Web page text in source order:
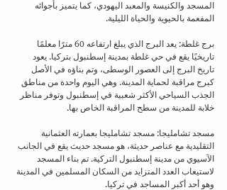
المسجد والكنيسة والمعبد اليهودي، كما يتميز بأجوائه
المفعمة بالحيوية والحياة الليلية.
برج غلطة: يعد البرج الذي يبلغ ارتفاعه 60 مترًا معلمًا
تاريخيًا يقع في حي غلطة بمدينة إسطنبول بتركيا. يعود
تاريخ البرج إلى العصور الوسطى، وتم بناؤه في الأصل
كبرج مراقبة لحماية المدينة. وهي اليوم واحدة من مناطق
الجذب السياحي الأكثر شعبية في إسطنبول وتوفر مناظر
خلابة للمدينة من سطح المراقبة الخاص بها.
مسجد تشامليجا: مسجد تشامليجا بعمارته العثمانية
التقليدية مع عناصر حديثة، هو مسجد حديث يقع في الجانب
الآسيوي من مدينة إسطنبول التركية. تم بناء المسجد
لاستيعاب العدد المتزايد من السكان المسلمين في المدينة
وهو أحد أكبر المساجد في تركيا.